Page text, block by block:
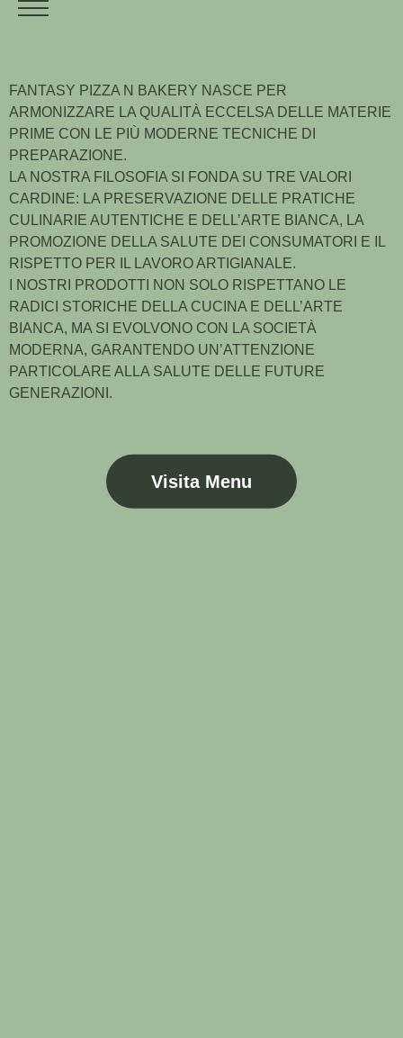
FANTASY PIZZA N BAKERY NASCE PER
ARMONIZZARE LA QUALITÀ ECCELSA DELLE MATERIE
PRIME CON LE PIÙ MODERNE TECNICHE DI
PREPARAZIONE.
LA NOSTRA FILOSOFIA SI FONDA SU TRE VALORI
CARDINE: LA PRESERVAZIONE DELLE PRATICHE
CULINARIE AUTENTICHE E DELL’ARTE BIANCA, LA
PROMOZIONE DELLA SALUTE DEI CONSUMATORI E IL
RISPETTO PER IL LAVORO ARTIGIANALE.
I NOSTRI PRODOTTI NON SOLO RISPETTANO LE
RADICI STORICHE DELLA CUCINA E DELL’ARTE
BIANCA, MA SI EVOLVONO CON LA SOCIETÀ
MODERNA, GARANTENDO UN’ATTENZIONE
PARTICOLARE ALLA SALUTE DELLE FUTURE
GENERAZIONI.
Visita Menu